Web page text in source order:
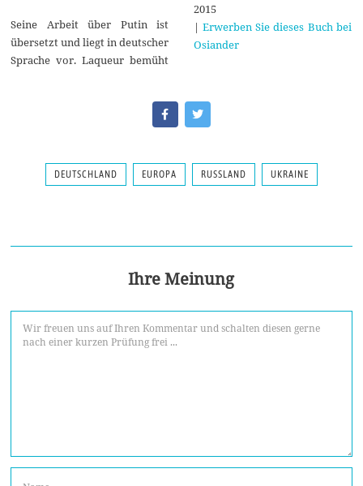
Seine Arbeit über Putin ist
übersetzt und liegt in deutscher
Sprache vor. Laqueur bemüht
2015
| Erwerben Sie dieses Buch bei
Osiander
DEUTSCHLAND EUROPA RUSSLAND UKRAINE
Ihre Meinung